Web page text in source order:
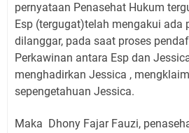
pernyataan Penasehat Hukum
Esp (tergugat)telah mengakui ada
dilanggar, pada saat proses
Perkawinan antara Esp dan
menghadirkan Jessica ,
sepengetahuan Jessica.
Maka Dhony Fajar Fauzi,